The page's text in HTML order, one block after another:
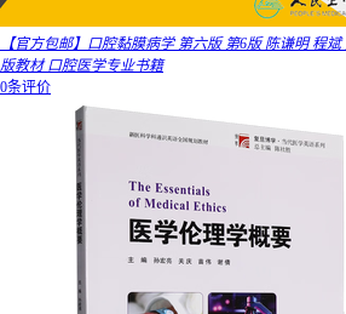
【官方包邮】口腔黏膜病学 第六版 第6版 陈谦明 程
版教材 口腔医学专业书籍
0条评价